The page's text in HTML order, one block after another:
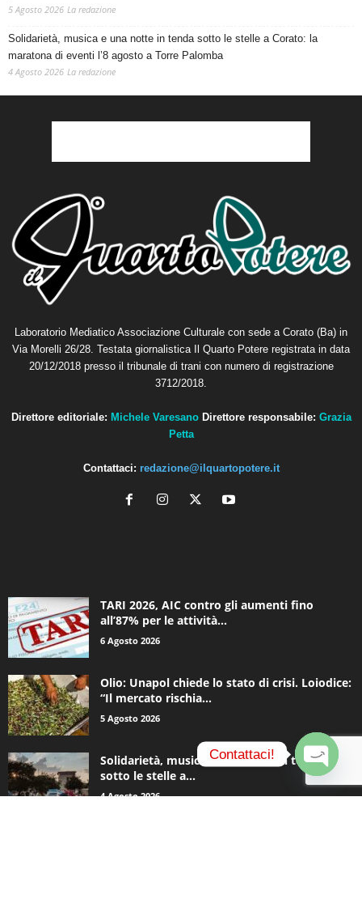
5 Agosto 2026 La redazione
Solidarietà, musica e una notte in tenda sotto le stelle a Corato: la
maratona di eventi l’8 agosto a Torre Palomba
4 Agosto 2026 La redazione
Laboratorio Mediatico Associazione Culturale con sede a Corato (Ba) in
Via Morelli 26/28. Testata giornalistica Il Quarto Potere registrata in data
20/12/2018 presso il tribunale di trani con numero di registrazione
3712/2018.
Direttore editoriale: Michele Varesano Direttore responsabile: Grazia
Petta
Contattaci: redazione@ilquartopotere.it
TARI 2026, AIC contro gli aumenti fino
all’87% per le attività...
6 Agosto 2026
Olio: Unapol chiede lo stato di crisi. Loiodice:
“Il mercato rischia...
5 Agosto 2026
Solidarietà, musica e una notte in tenda
sotto le stelle a...
4 Agosto 2026
Contattaci!
O